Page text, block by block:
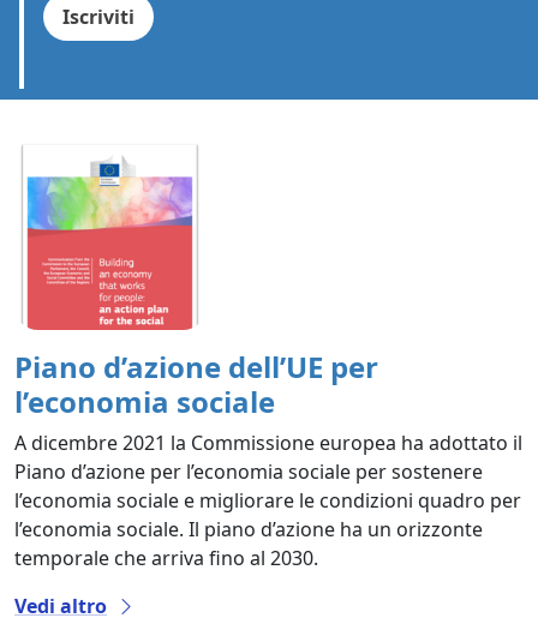
Iscriviti
Piano d’azione dell’UE per
l’economia sociale
A dicembre 2021 la Commissione europea ha adottato il
Piano d’azione per l’economia sociale per sostenere
l’economia sociale e migliorare le condizioni quadro per
l’economia sociale. Il piano d’azione ha un orizzonte
temporale che arriva fino al 2030.
Vedi altro